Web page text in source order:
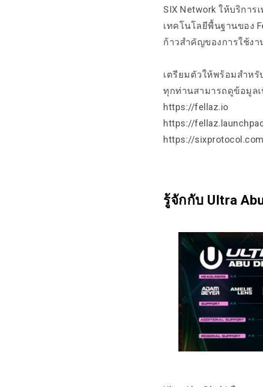
SIX Network ให้บริการ
เทคโนโลยีพื้นฐานของ
ก้าวสำคัญของการใช้งา
เตรียมตัวให้พร้อมสำหรั
ทุกท่านสามารถดูข้อมูล
https://fellaz.io
https://
https://sixprotocol.com
รู้จักกับ Ultra